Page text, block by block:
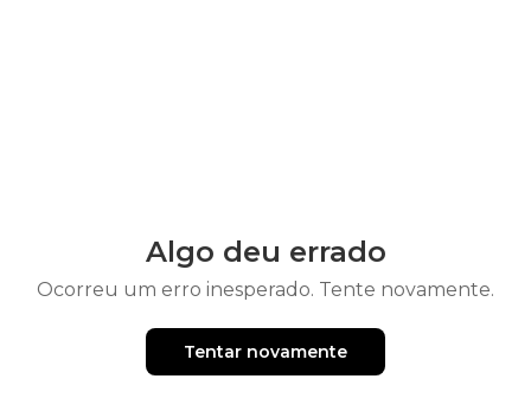
Algo deu errado
Ocorreu um erro inesperado. Tente novamente.
Tentar novamente